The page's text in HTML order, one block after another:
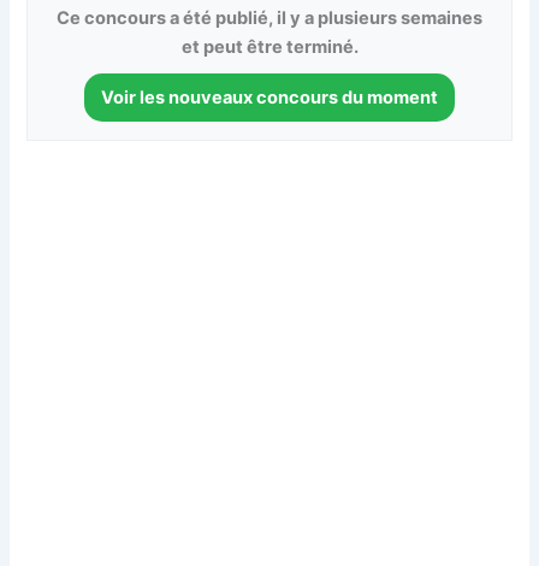
Ce concours a été publié, il y a plusieurs semaines
et peut être terminé.
Voir les nouveaux concours du moment